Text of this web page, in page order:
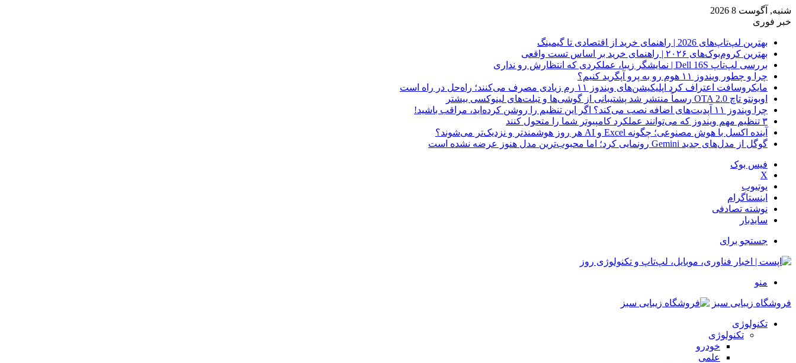
شنبه, آگوست 8 2026
خبر فوری
بهترین لپ‌تاپ‌های 2026 | راهنمای خرید از اقتصادی تا گیمینگ
بهترین کروم‌بوک‌های ۲۰۲۶ | راهنمای خرید بر اساس تست واقعی
بررسی لپ‌تاپ Dell 16S | نمایشگر زیبا، عملکردی که انتظارش رو نداری
چرا و چطور ویندوز ۱۱ هوم رو به پرو آپگرید کنیم؟
مایکروسافت اعتراف کرد اپلیکیشن‌های ویندوز ۱۱ رم زیادی مصرف می‌کنند؛ راه‌حل در راه است
اوبونتو تاچ OTA 2.0 رسماً منتشر شد پشتیبانی از گوشی‌ها و تبلت‌های لینوکسی بیشتر
چرا ویندوز ۱۱ آپدیت‌های اضافه نصب می‌کند؟ اگر این تنظیم را روشن کرده‌اید، مراقب باشید!
۳ تنظیم مهم ویندوز که می‌توانند عملکرد کامپیوتر شما را متحول کنند
آینده اکسل با هوش مصنوعی؛ چگونه Excel و AI هر روز هوشمندتر و نزدیک‌تر می‌شوند؟
گوگل از مدل‌های جدید Gemini رونمایی کرد؛ اما محبوب‌ترین مدل هنوز عرضه نشده است
فیس بوک
X
یوتیوب
اینستاگرام
نوشته تصادفی
سایدبار
جستجو برای
منو
فروشگاه زیبایی سبز
تکنولوژی
تکنولوژی
خودرو
علمی